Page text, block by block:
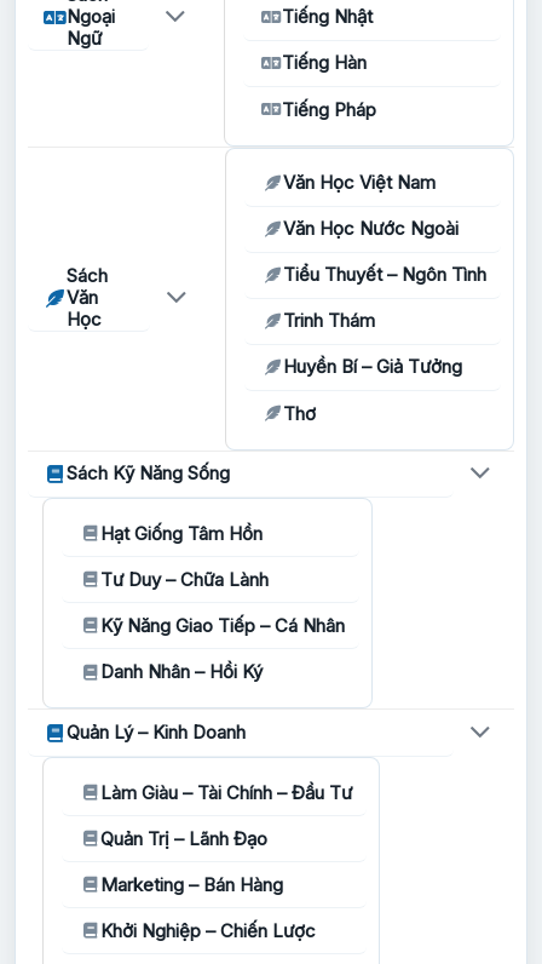
Ngoại
Ngữ
Tiếng Nhật
Tiếng Hàn
Tiếng Pháp
Sách
Văn
Học
Văn Học Việt Nam
Văn Học Nước Ngoài
Tiểu Thuyết – Ngôn Tình
Trinh Thám
Huyền Bí – Giả Tưởng
Thơ
Sách Kỹ Năng Sống
Hạt Giống Tâm Hồn
Tư Duy – Chữa Lành
Kỹ Năng Giao Tiếp – Cá Nhân
Danh Nhân – Hồi Ký
Quản Lý – Kinh Doanh
Làm Giàu – Tài Chính – Đầu Tư
Quản Trị – Lãnh Đạo
Marketing – Bán Hàng
Khởi Nghiệp – Chiến Lược